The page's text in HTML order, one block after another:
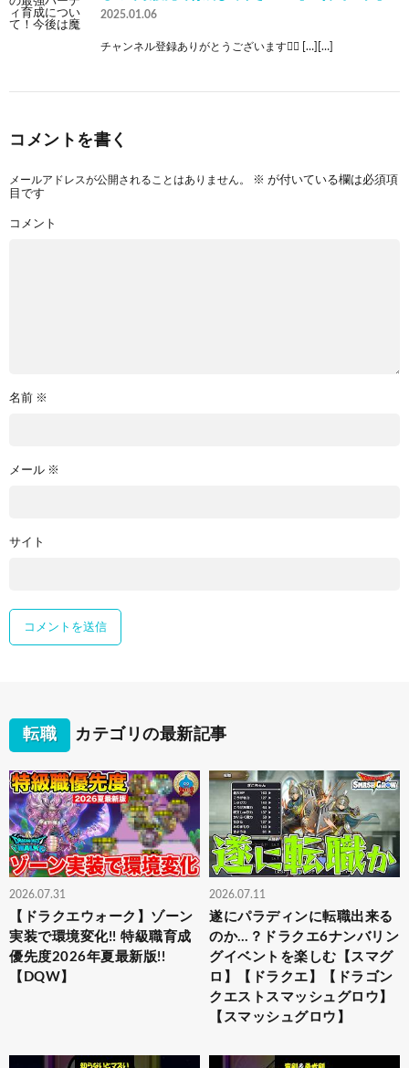
2025.01.06
チャンネル登録ありがとうございます🙇‍♂ […][…]
コメントを書く
メールアドレスが公開されることはありません。 ※ が付いている欄は必須項
目です
コメント
名前 ※
メール ※
サイト
転職 カテゴリの最新記事
2026.07.31
【ドラクエウォーク】ゾーン
実装で環境変化!! 特級職育成
優先度2026年夏最新版!!
【DQW】
2026.07.11
遂にパラディンに転職出来る
のか…？ドラクエ6ナンバリン
グイベントを楽しむ【スマグ
ロ】【ドラクエ】【ドラゴン
クエストスマッシュグロウ】
【スマッシュグロウ】